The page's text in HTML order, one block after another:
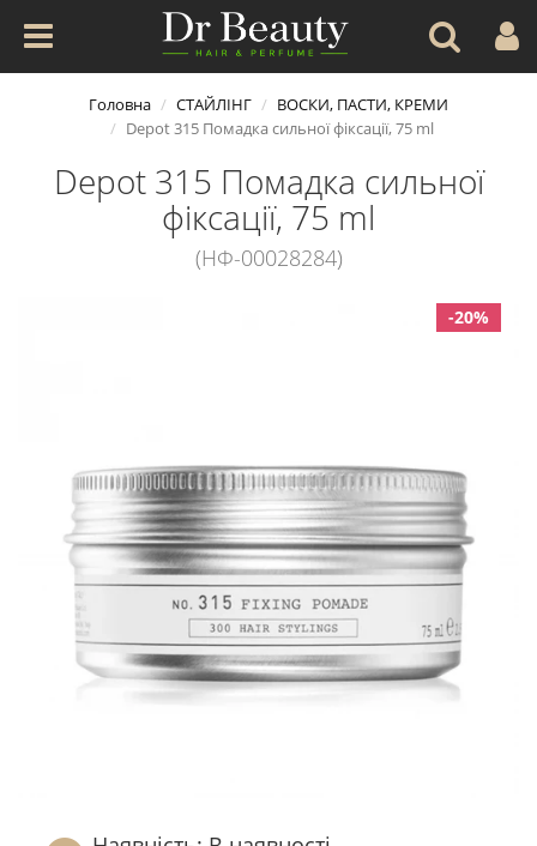
Головна СТАЙЛІНГ
ВОСКИ, ПАСТИ, КРЕМИ
Depot 315 Помадка сильної фіксації, 75 ml
Depot 315 Помадка сильної
фіксації, 75 ml
(НФ-00028284)
-20%